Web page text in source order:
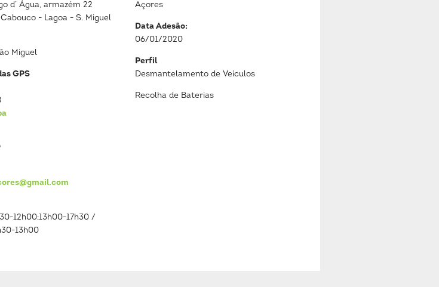
d’ Água, armazém 22
- Lagoa - S. Miguel
Miguel
GPS
12h00;13h00-17h30 /
13h00
Açores
Data Adesão:
06/01/2020
Perfil
Desmantelamento de Veículos
Recolha de Baterias